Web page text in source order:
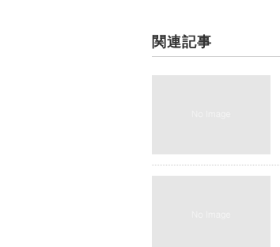
関連記事